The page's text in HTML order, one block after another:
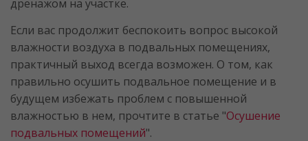
дренажом на участке.
Если вас продолжит беспокоить вопрос высокой
влажности воздуха в подвальных помещениях,
практичный выход всегда возможен. О том, как
правильно осушить подвальное помещение и в
будущем избежать проблем с повышенной
влажностью в нем, прочтите в статье "Осушение
подвальных помещений".